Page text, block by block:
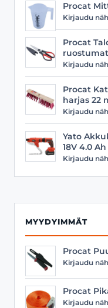
Procat
Kirjaudu
Procat
Kirjaudu
Procat
harjas 22
Kirjaudu
Yato
18V 4.0
Kirjaudu
MYYDYIMMÄT
Procat
Kirjaudu
Procat
Kirjaudu